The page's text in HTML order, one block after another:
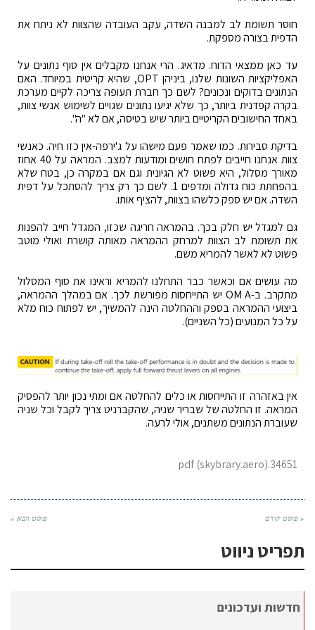
חוסר תשומת לב למבנה השדה, עקב העובדה שהצוות לא ניתח את
הדפית בצורה מספקת.
עד כאן ממצאי הדוח. מדאיג. הרי אנחנו מקבלים אין סוף נתונים על
האפליקציות השונות שלנו, ביניהן OPT, שהיא קריטית במיוחד. האם
הנתונים בדוקים ונכונים? לשם כך חברת תעופה צריכה לקיים מערכת
בקרה קפדנית ביותר, כך שלא יגיעו נתונים שגויים לשימוש אנשי צוות,
באחד החישובים הקריטיים ביותר שיש בטיסה, אם לא "ה".
בדיקת סבירות. כמו שאמר פעם מישהו על ג'ירפה-אין כזו חיה. כאנשי
צוות אנחנו חייבים לפתח חושים ומודעות למצב. המראה על 40 אחוז
מאורך מסלול, היא פשוט לא הגיונית וגם אם במקרה כן, בטח שלא
בהפחתת כוח גדולה ומדפים 1. לשם כך רק צריך להסתכל על דפית
השדה. אם יש ספק כלשהו בצוות, להציף אותו.
גם למגדל יש חלק בכך. בהמראה חריגה שכזו, המגדל חייב להפנות
את תשומת לב הצוות למרחק ההמראה מאותה קושרת ואולי מוטב
פשוט לא לאשר להמריא משם.
מה עושים אם וכאשר כבר התחלנו להמריא וראינו את סוף המסלול
מתקרב. ב-OM A יש התייחסות מפורשת לכך. אם במהלך ההמראה,
ביצועי ההמראה בספק וההחלטה הינה להמשיך, יש לפתוח כוח מלא
על כל המנועים (כל השניים).
אין באזהרה זו התייחסות או כלים להחלטה אם ומתי נכון יותר להפסיק
המראה. זו החלטה של שבריר שניה, שהקברניט צריך לקבל וכל שניה
שעוברת הנתונים משתנים, אולי לרעה.
34651.pdf (skybrary.aero)
« פוסט קודם פוסט הבא »
תפריט ניווט
חדשות ועדכונים